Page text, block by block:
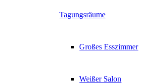
Tagungsräume
Großes Esszimmer
Weißer Salon